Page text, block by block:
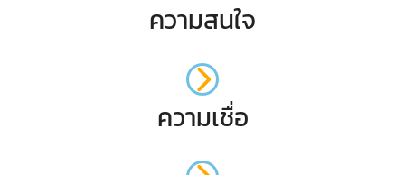
ความสนใจ
ความเชื่อ